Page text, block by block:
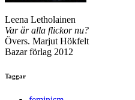
Leena Letholainen
Var är alla flickor nu?
Övers. Marjut Hökfelt
Bazar förlag 2012
Taggar